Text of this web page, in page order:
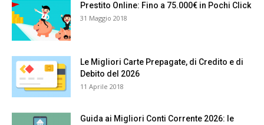
Prestito Online: Fino a 75.000€ in Pochi Click
31 Maggio 2018
Le Migliori Carte Prepagate, di Credito e di
Debito del 2026
11 Aprile 2018
Guida ai Migliori Conti Corrente 2026: le